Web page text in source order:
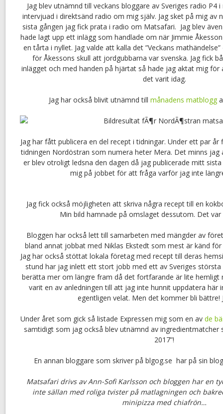
Jag blev utnämnd till veckans bloggare av Sveriges radio P4
intervjuad i direktsänd radio om mig själv. Jag sket på mig av
sista gången jag fick prata i radio om Matsafari. Jag blev
hade lagt upp ett inlägg som handlade om när Jimmie
en tårta i nyllet. Jag valde att kalla det ”Veckans
för Åkessons skull att jordgubbarna var svenska. Jag fick
inlägget och med handen på hjärtat så hade jag aktat mig
det varit idag.
Jag har också blivit utnämnd till månadens matblogg
Jag har fått publicera en del recept i tidningar. Under ett par år
tidningen Nordöstran som numera heter Mera. Det minns jag
er blev otroligt ledsna den dagen då jag publicerade mitt
mig på jobbet för att fråga varför jag inte
Jag fick också möjligheten att skriva några recept till en
Min bild hamnade på omslaget dessutom. Det
Bloggen har också lett till samarbeten med mängder av
bland annat jobbat med Niklas Ekstedt som mest är känd
Jag har också stöttat lokala företag med recept till deras
stund har jag inlett ett stort jobb med ett av Sveriges
berätta mer om längre fram då det fortfarande är lite hemligt
varit en av anledningen till att jag inte hunnit uppdatera här
egentligen velat. Men det kommer bli bättre!
Under året som gick så listade Expressen mig som en av de
samtidigt som jag också blev utnämnd av ingredientmatcher
2017”!
En annan bloggare som skriver på blgog.se har på sin
Matsafari drivs av Ann-Sofi Karlsson och bloggen har en
inte sällan med roliga tvister på matlagningen och
minipizza med chiafrön…